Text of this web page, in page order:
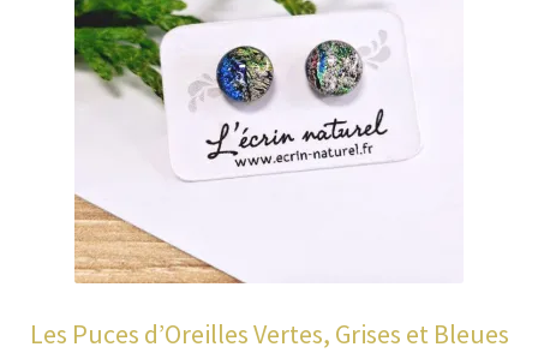
Les Puces d’Oreilles Vertes, Grises et Bleues